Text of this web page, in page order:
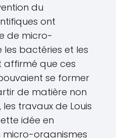
du
ont
de micro-
bactéries et les
affirmé que ces
se former
de matière non
travaux de Louis
idée en
organismes